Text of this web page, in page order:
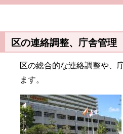
区の連絡調整、庁舎管理
区の総合的な連絡調整や、
ます。